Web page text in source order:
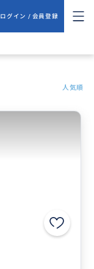
ログイン / 会員登録
人気順